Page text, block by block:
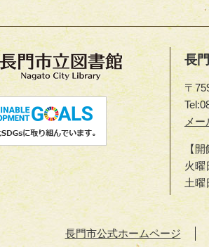
長
〒
長
門
市
立
図
書
館
（本
メー
【
火曜
土曜
長門市公式ホームページ